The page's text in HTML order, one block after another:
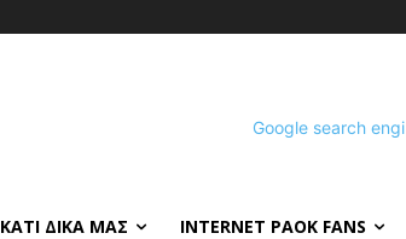
ΚΑΤΙ ΔΙΚΑ ΜΑΣ INTERNET PAOK FANS